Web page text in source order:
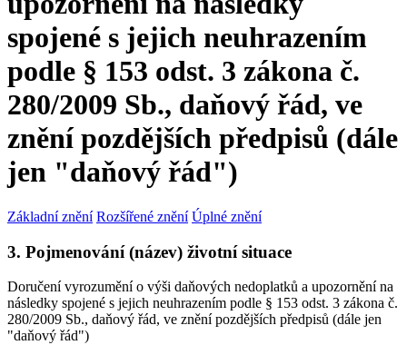
spojené s jejich neuhrazením
podle § 153 odst. 3 zákona č.
280/2009 Sb., daňový řád, ve
znění pozdějších předpisů (dále
jen "daňový řád")
Základní znění Rozšířené znění Úplné znění
3. Pojmenování (název) životní situace
Doručení vyrozumění o výši daňových nedoplatků a upozornění na
následky spojené s jejich neuhrazením podle § 153 odst. 3 zákona č.
280/2009 Sb., daňový řád, ve znění pozdějších předpisů (dále jen
"daňový řád")